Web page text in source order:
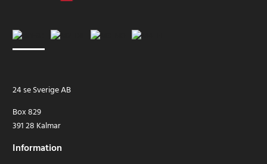
24 se Sverige AB
Box 829
391 28 Kalmar
Information